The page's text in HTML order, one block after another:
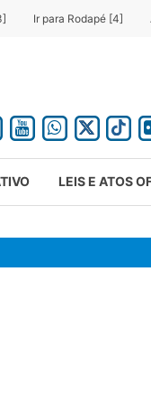
Ir para Rodapé [4]
LEIS E ATOS